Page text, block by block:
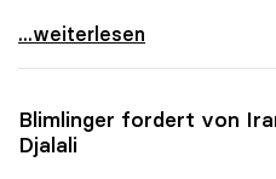
Bundespräsident Van der
...weiterlesen
Blimlinger fordert von
Djalali